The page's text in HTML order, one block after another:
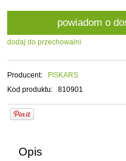
powiadom o
dodaj do przechowalni
Producent:
FISKARS
Kod produktu:
810901
Opis